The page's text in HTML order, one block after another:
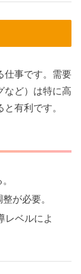
仕事です。需要
など）は特に高
有利です。
が必要。
レベルによ